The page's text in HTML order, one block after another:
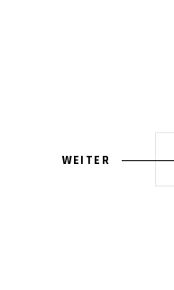
WEITER